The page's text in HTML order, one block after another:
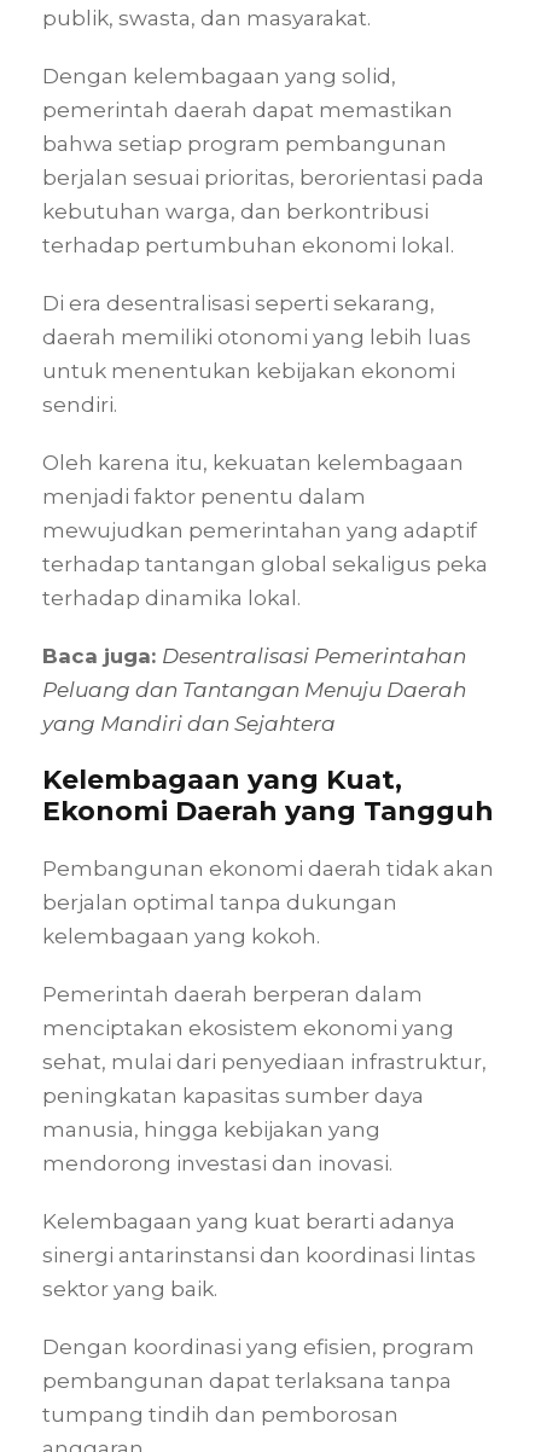
publik, swasta, dan masyarakat.
Dengan kelembagaan yang solid,
pemerintah daerah dapat memastikan
bahwa setiap program pembangunan
berjalan sesuai prioritas, berorientasi pada
kebutuhan warga, dan berkontribusi
terhadap pertumbuhan ekonomi lokal.
Di era desentralisasi seperti sekarang,
daerah memiliki otonomi yang lebih luas
untuk menentukan kebijakan ekonomi
sendiri.
Oleh karena itu, kekuatan kelembagaan
menjadi faktor penentu dalam
mewujudkan pemerintahan yang adaptif
terhadap tantangan global sekaligus peka
terhadap dinamika lokal.
Baca juga: Desentralisasi Pemerintahan
Peluang dan Tantangan Menuju Daerah
yang Mandiri dan Sejahtera
Kelembagaan yang Kuat,
Ekonomi Daerah yang Tangguh
Pembangunan ekonomi daerah tidak akan
berjalan optimal tanpa dukungan
kelembagaan yang kokoh.
Pemerintah daerah berperan dalam
menciptakan ekosistem ekonomi yang
sehat, mulai dari penyediaan infrastruktur,
peningkatan kapasitas sumber daya
manusia, hingga kebijakan yang
mendorong investasi dan inovasi.
Kelembagaan yang kuat berarti adanya
sinergi antarinstansi dan koordinasi lintas
sektor yang baik.
Dengan koordinasi yang efisien, program
pembangunan dapat terlaksana tanpa
tumpang tindih dan pemborosan